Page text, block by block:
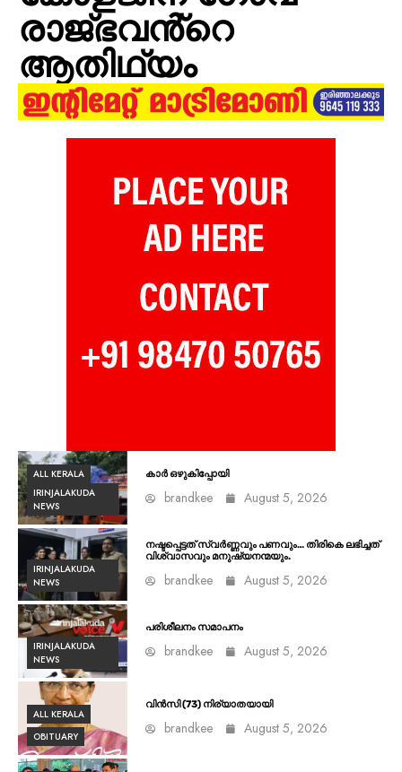
രാജ്ഭവൻ്റെ
ആതിഥ്യം
ALL KERALA
IRINJALAKUDA
NEWS
കാർ ഒഴുകിപ്പോയി
brandkee August 5, 2026
IRINJALAKUDA
NEWS
നഷ്ടപ്പെട്ടത് സ്വർണ്ണവും പണവും… തിരികെ ലഭിച്ചത്
വിശ്വാസവും മനുഷ്യനന്മയും.
brandkee August 5, 2026
IRINJALAKUDA
NEWS
പരിശീലനം സമാപനം
brandkee August 5, 2026
ALL KERALA
OBITUARY
വിൻസി (73) നിര്യാതയായി
brandkee August 5, 2026